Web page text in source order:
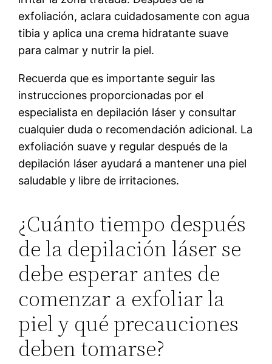
exfoliación, aclara cuidadosamente con agua
tibia y aplica una crema hidratante suave
para calmar y nutrir la piel.
Recuerda que es importante seguir las
instrucciones proporcionadas por el
especialista en depilación láser y consultar
cualquier duda o recomendación adicional. La
exfoliación suave y regular después de la
depilación láser ayudará a mantener una piel
saludable y libre de irritaciones.
¿Cuánto tiempo después
de la depilación láser se
debe esperar antes de
comenzar a exfoliar la
piel y qué precauciones
deben tomarse?